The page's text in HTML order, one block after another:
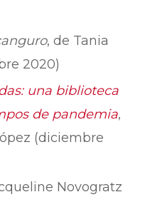
, de Tania
2020)
una biblioteca
de pandemia,
(diciembre
Novogratz